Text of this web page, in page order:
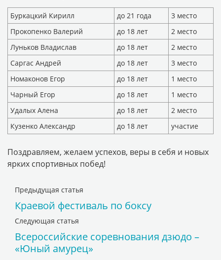
Буркацкий Кирилл до 21 года
3 место
Прокопенко Валерий
до 18 лет
2 место
Луньков Владислав
до 18 лет
2 место
Саргас Андрей
до 18 лет
3 место
Номаконов Егор
до 18 лет
1 место
Чарный Егор
до 18 лет
1 место
Удалых Алена
до 18 лет
2 место
Кузенко Александр
до 18 лет участие
Поздравляем, желаем успехов, веры в себя и новых
ярких спортивных побед!
Предыдущая статья
Краевой фестиваль по боксу
Следующая статья
Всероссийские соревнования дзюдо –
«Юный амурец»